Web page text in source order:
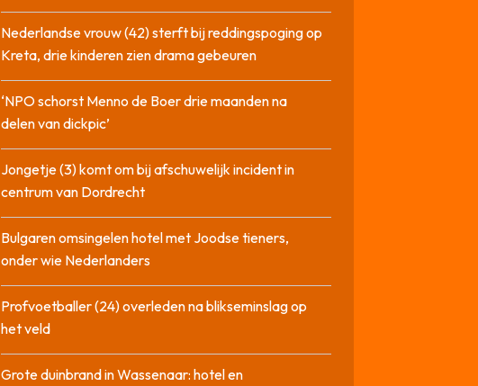
Nederlandse vrouw (42) sterft bij reddingspoging op
Kreta, drie kinderen zien drama gebeuren
‘NPO schorst Menno de Boer drie maanden na
delen van dickpic’
Jongetje (3) komt om bij afschuwelijk incident in
centrum van Dordrecht
Bulgaren omsingelen hotel met Joodse tieners,
onder wie Nederlanders
Profvoetballer (24) overleden na blikseminslag op
het veld
Grote duinbrand in Wassenaar: hotel en